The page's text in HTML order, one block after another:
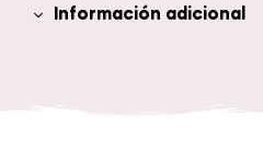
Información adicional